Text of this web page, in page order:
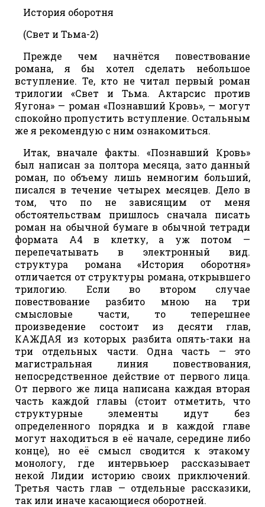
История оборотня
(Свет и Тьма-2)
Прежде чем начнётся повествование
романа, я бы хотел сделать небольшое
вступление. Те, кто не читал первый роман
трилогии «Свет и Тьма. Актарсис против
Яугона» — роман «Познавший Кровь», — могут
спокойно пропустить вступление. Остальным
же я рекомендую с ним ознакомиться.
Итак, вначале факты. «Познавший Кровь»
был написан за полтора месяца, зато данный
роман, по объему лишь немногим больший,
писался в течение четырех месяцев. Дело в
том, что по не зависящим от меня
обстоятельствам пришлось сначала писать
роман на обычной бумаге в обычной тетради
формата А4 в клетку, а уж потом —
перепечатывать в электронный вид.
структура романа «История оборотня»
отличается от структуры романа, открывшего
трилогию. Если во втором случае
повествование разбито мною на три
смысловые части, то теперешнее
произведение состоит из десяти глав,
КАЖДАЯ из которых разбита опять-таки на
три отдельных части. Одна часть — это
магистральная линия повествования,
непосредственное действие от первого лица.
От первого же лица написана каждая вторая
часть каждой главы (стоит отметить, что
структурные элементы идут без
определенного порядка и в каждой главе
могут находиться в её начале, середине либо
конце), но её смысл сводится к этакому
монологу, где интервьюер рассказывает
некой Лидии историю своих приключений.
Третья часть глав — отдельные рассказики,
так или иначе касающиеся оборотней.